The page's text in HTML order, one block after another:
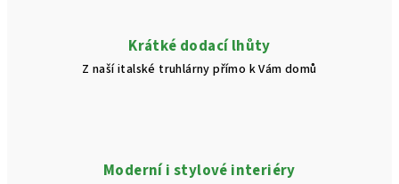
Krátké dodací lhůty
Z naší italské truhlárny přímo k Vám domů
Moderní i stylové interiéry